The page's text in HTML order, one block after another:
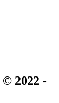
2022 -